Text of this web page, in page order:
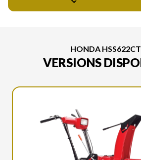
HONDA
VERSIONS